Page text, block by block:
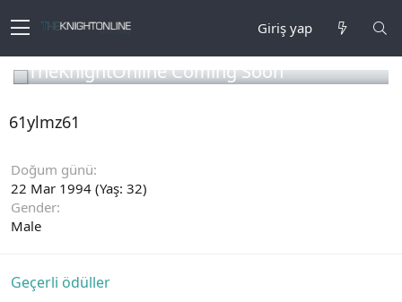
Giriş yap
TheKnightOnline Coming Soon
61ylmz61
Doğum günü
22 Mar 1994 (Yaş: 32)
Gender
Male
Geçerli ödüller